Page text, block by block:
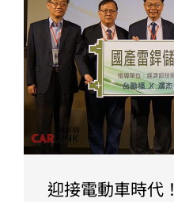
迎接電動車時代